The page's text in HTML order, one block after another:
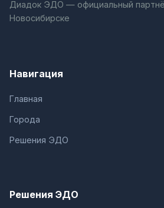
Диадок ЭДО — официальный
Новосибирске
Навигация
Главная
Города
Решения ЭДО
Решения ЭДО